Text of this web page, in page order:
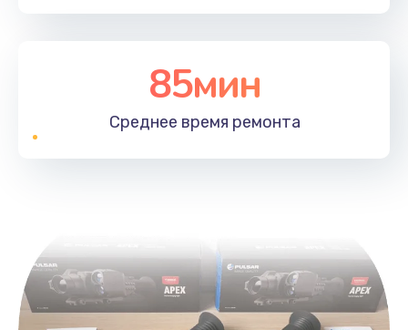
85мин
Среднее время ремонта